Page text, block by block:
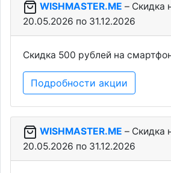
WISHMASTER.ME – Скидка
20.05.2026 по 31.12.2026
Скидка 500 рублей на
Подробности акции
WISHMASTER.ME – Скидка
20.05.2026 по 31.12.2026